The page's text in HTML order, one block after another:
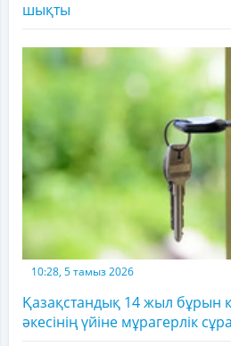
шықты
10:28, 5 тамыз 2026
Қазақстандық 14 жыл бұрын
әкесінің үйіне мұрагерлік